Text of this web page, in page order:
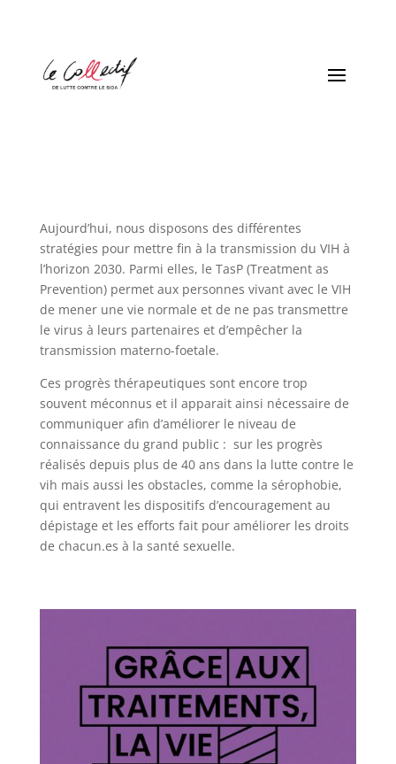
Aujourd’hui, nous disposons des différentes
stratégies pour mettre fin à la transmission du VIH à
l’horizon 2030. Parmi elles, le TasP (Treatment as
Prevention) permet aux personnes vivant avec le VIH
de mener une vie normale et de ne pas transmettre
le virus à leurs partenaires et d’empêcher la
transmission materno-foetale.
Ces progrès thérapeutiques sont encore trop
souvent méconnus et il apparait ainsi nécessaire de
communiquer afin d’améliorer le niveau de
connaissance du grand public : sur les progrès
réalisés depuis plus de 40 ans dans la lutte contre le
vih mais aussi les obstacles, comme la sérophobie,
qui entravent les dispositifs d’encouragement au
dépistage et les efforts fait pour améliorer les droits
de chacun.es à la santé sexuelle.